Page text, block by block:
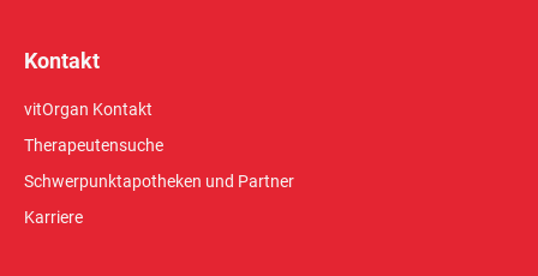
Kontakt
vitOrgan Kontakt
Therapeutensuche
Schwerpunktapotheken und Partner
Karriere